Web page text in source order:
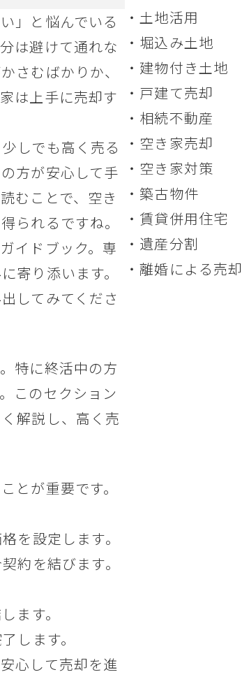
」と悩んでいる
は避けて通れな
さむばかりか、
は上手に売却す
しでも高く売る
方が安心して手
むことで、空き
られるですね。
イドブック。専
寄り添います。
してみてくださ
特に終活中の方
このセクション
解説し、高く売
とが重要です。
を設定します。
約を結びます。
ます。
します。
心して売却を進
土地活用
堀込み土地
建物付き土地
戸建て売却
相続不動産
空き家売却
空き家対策
築古物件
賃貸併用住宅
遺産分割
離婚による売却